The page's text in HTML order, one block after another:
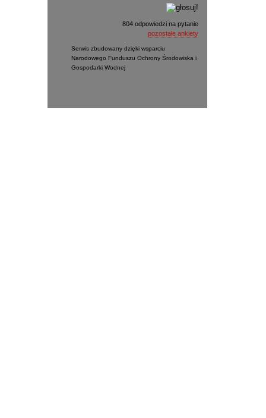
804 odpowiedzi na pytanie
pozostałe ankiety
Serwis zbudowany dzięki wsparciu
Narodowego Funduszu Ochrony Środowiska i
Gospodarki Wodnej